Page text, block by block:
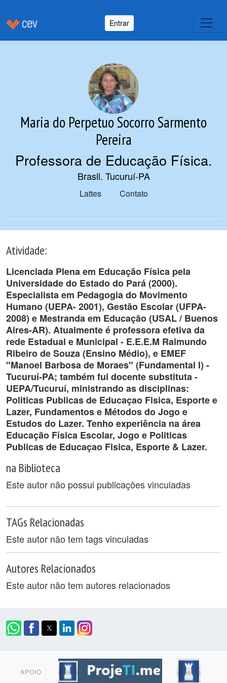
Entrar
Maria do Perpetuo Socorro Sarmento
Pereira
Professora de Educação Física.
Brasil. Tucuruí-PA
Lattes Contato
Atividade:
Licenciada Plena em Educação Física pela
Universidade do Estado do Pará (2000).
Especialista em Pedagogia do Movimento
Humano (UEPA- 2001), Gestão Escolar (UFPA-
2008) e Mestranda em Educação (USAL / Buenos
Aires-AR). Atualmente é professora efetiva da
rede Estadual e Municipal - E.E.E.M Raimundo
Ribeiro de Souza (Ensino Médio), e EMEF
"Manoel Barbosa de Moraes" (Fundamental I) -
Tucuruí-PA; também fui docente substituta -
UEPA/Tucuruí, ministrando as disciplinas:
Politicas Publicas de Educaçao Fisica, Esporte e
Lazer, Fundamentos e Métodos do Jogo e
Estudos do Lazer. Tenho experiência na área
Educação Física Escolar, Jogo e Politicas
Publicas de Educaçao Fisica, Esporte & Lazer.
na Biblioteca
Este autor não possui publicações vinculadas
TAGs Relacionadas
Este autor não tem tags vinculadas
Autores Relacionados
Este autor não tem autores relacionados
APOIO